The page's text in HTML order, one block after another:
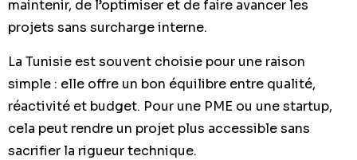
maintenir, de l’optimiser et de faire avancer les
projets sans surcharge interne.
La Tunisie est souvent choisie pour une raison
simple : elle offre un bon équilibre entre qualité,
réactivité et budget. Pour une PME ou une startup,
cela peut rendre un projet plus accessible sans
sacrifier la rigueur technique.